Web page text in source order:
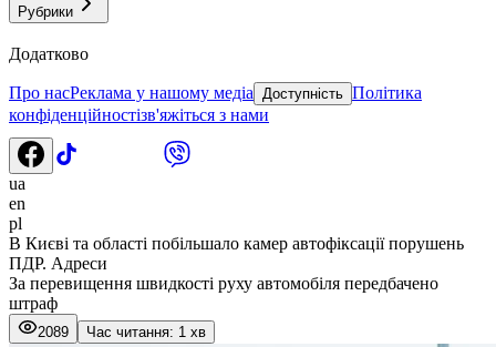
Рубрики
Додатково
Про насРеклама у нашому медіа Доступність Політика
конфіденційностізв'яжіться з нами
ua
en
pl
В Києві та області побільшало камер автофіксації порушень
ПДР. Адреси
За перевищення швидкості руху автомобіля передбачено
штраф
2089 Час читання: 1 хв